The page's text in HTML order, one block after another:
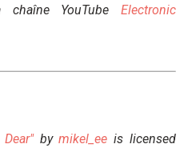
YouTube Electronic
bymikel_ee is licensed